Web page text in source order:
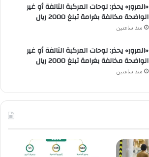
«المرور» يحذر: لوحات المركبة التالفة أو غير
الواضحة مخالفة بغرامة تبلغ 2000 ريال
منذ ساعتين
«المرور» يحذر: لوحات المركبة التالفة أو غير
الواضحة مخالفة بغرامة تبلغ 2000 ريال
منذ ساعتين